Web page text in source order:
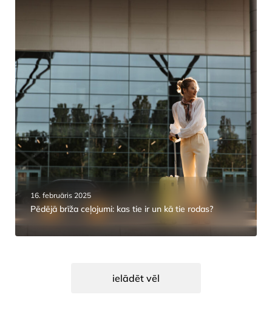
16. februāris 2025
Pēdējā brīža ceļojumi: kas tie ir un kā tie rodas?
ielādēt vēl